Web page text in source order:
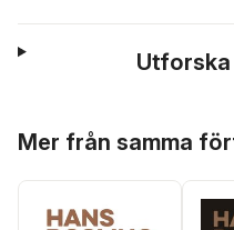
Mer från samma